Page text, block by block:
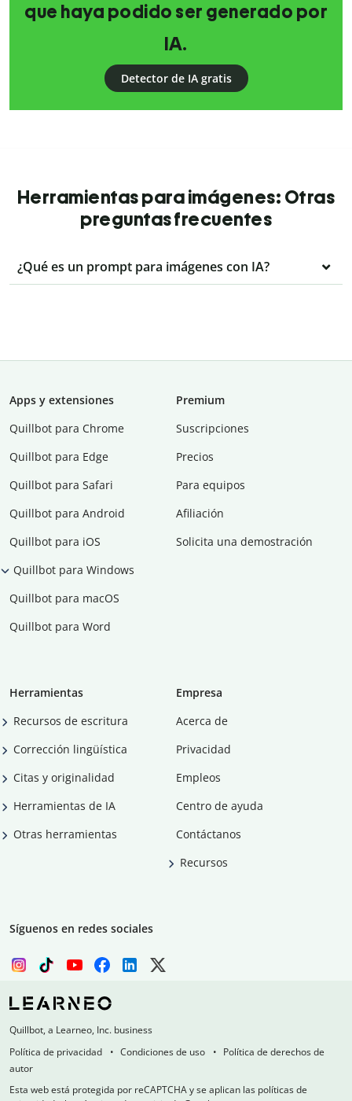
que haya podido ser generado por
IA.
Detector de IA gratis
Herramientas para imágenes: Otras
preguntas frecuentes
¿Qué es un prompt para imágenes con IA?
Apps y extensiones
Quillbot para Chrome
Quillbot para Edge
Quillbot para Safari
Quillbot para Android
Quillbot para iOS
Quillbot para Windows
Quillbot para macOS
Quillbot para Word
Premium
Suscripciones
Precios
Para equipos
Afiliación
Solicita una demostración
Herramientas
Recursos de escritura
Corrección lingüística
Citas y originalidad
Herramientas de IA
Otras herramientas
Empresa
Acerca de
Privacidad
Empleos
Centro de ayuda
Contáctanos
Recursos
Síguenos en redes sociales
Quillbot, a Learneo, Inc. business
Política de privacidad
Condiciones de uso
Política de derechos de
autor
Esta web está protegida por reCAPTCHA y se aplican las políticas de